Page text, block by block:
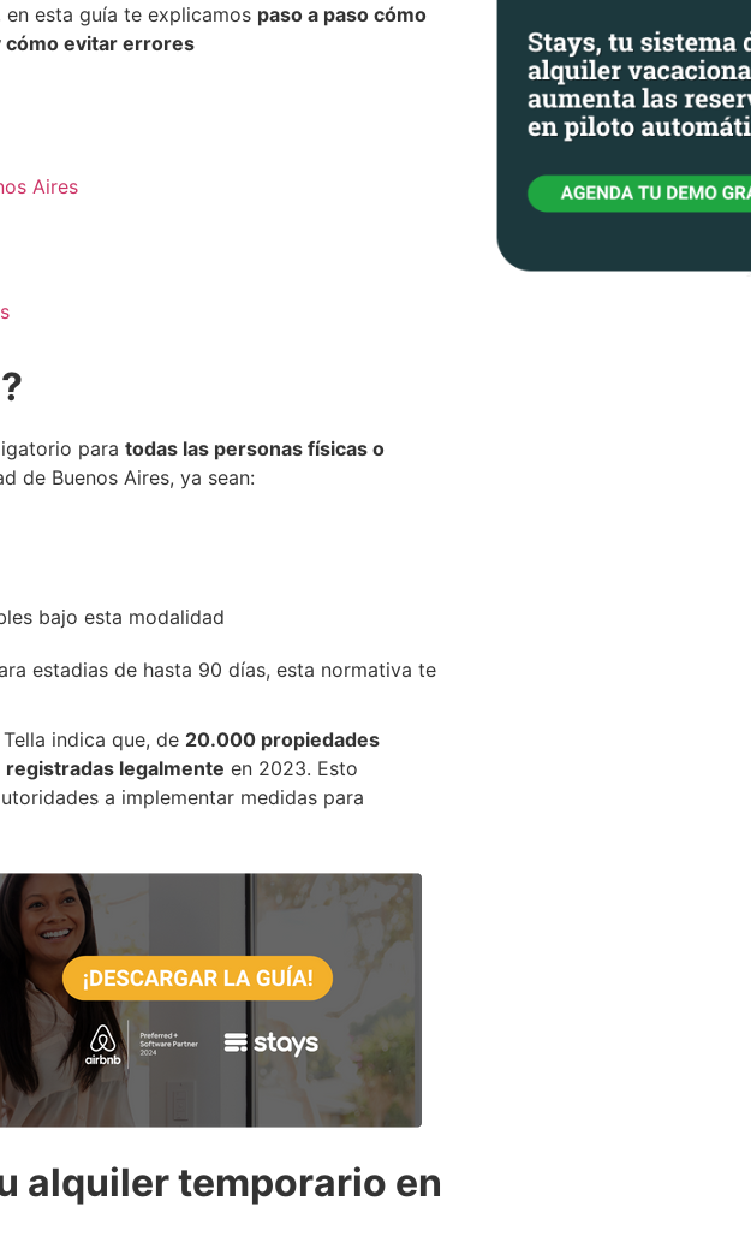
esta guía te explicamos paso a paso cómo
cómo evitar errores
Aires
para todas las personas físicas o
de Buenos Aires, ya sean:
bajo esta modalidad
estadias de hasta 90 días, esta normativa te
indica que, de 20.000 propiedades
registradas legalmente en 2023. Esto
a implementar medidas para
alquiler temporario en